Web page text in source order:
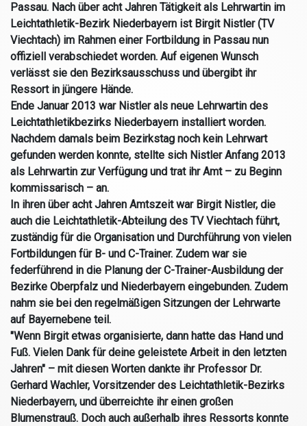
Passau. Nach über acht Jahren Tätigkeit als Lehrwartin im
Leichtathletik-Bezirk Niederbayern ist Birgit Nistler (TV
Viechtach) im Rahmen einer Fortbildung in Passau nun
offiziell verabschiedet worden. Auf eigenen Wunsch
verlässt sie den Bezirksausschuss und übergibt ihr
Ressort in jüngere Hände.
Ende Januar 2013 war Nistler als neue Lehrwartin des
Leichtathletikbezirks Niederbayern installiert worden.
Nachdem damals beim Bezirkstag noch kein Lehrwart
gefunden werden konnte, stellte sich Nistler Anfang 2013
als Lehrwartin zur Verfügung und trat ihr Amt – zu Beginn
kommissarisch – an.
In ihren über acht Jahren Amtszeit war Birgit Nistler, die
auch die Leichtathletik-Abteilung des TV Viechtach führt,
zuständig für die Organisation und Durchführung von vielen
Fortbildungen für B- und C-Trainer. Zudem war sie
federführend in die Planung der C-Trainer-Ausbildung der
Bezirke Oberpfalz und Niederbayern eingebunden. Zudem
nahm sie bei den regelmäßigen Sitzungen der Lehrwarte
auf Bayernebene teil.
"Wenn Birgit etwas organisierte, dann hatte das Hand und
Fuß. Vielen Dank für deine geleistete Arbeit in den letzten
Jahren" – mit diesen Worten dankte ihr Professor Dr.
Gerhard Wachler, Vorsitzender des Leichtathletik-Bezirks
Niederbayern, und überreichte ihr einen großen
Blumenstrauß. Doch auch außerhalb ihres Ressorts konnte